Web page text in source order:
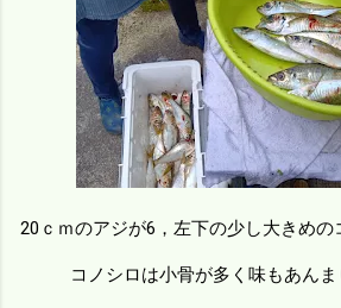
20ｃｍのアジが6，左下の少し大きめの
コノシロは小骨が多く味もあん